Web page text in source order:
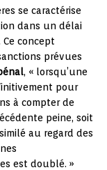
se caractérise
dans un délai
concept
prévues
, « lorsqu’une
pour
à compter de
peine, soit
au regard des
est doublé. »